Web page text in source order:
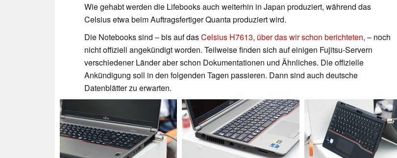
Wie gehabt werden die Lifebooks auch weiterhin in Japan produziert, während das
Celsius etwa beim Auftragsfertiger Quanta produziert wird.
Die Notebooks sind – bis auf dasCelsius H7613, über das wir schon berichteten, – noch
nicht offiziell angekündigt worden. Teilweise finden sich auf einigen Fujitsu-Servern
verschiedener Länder aber schon Dokumentationen und Ähnliches. Die offizielle
Ankündigung soll in den folgenden Tagen passieren. Dann sind auch deutsche
Datenblätter zu erwarten.